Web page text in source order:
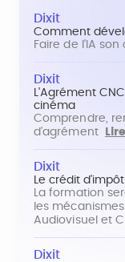
Dixit
Comment
Faire de l'IA
Dixit
L'Agrément
cinéma
Comprendre,
d'agrément
Dixit
Le crédit
La formation
les
Audiovisuel et
Dixit